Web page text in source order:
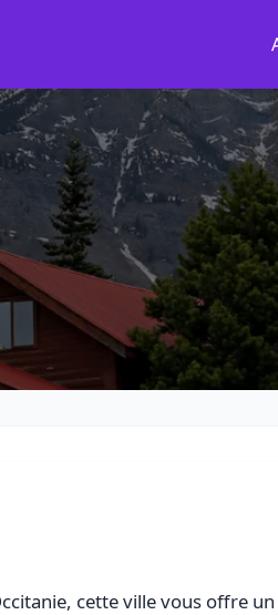
cette ville vous offre